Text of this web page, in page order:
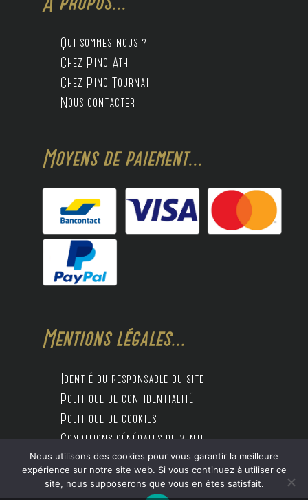
Qui sommes-nous ?
Chez Pino Ath
Chez Pino Tournai
Nous contacter
Moyens de paiement...
Mentions légales...
Identié du responsable du site
Politique de confidentialité
Politique de cookies
Conditions générales de vente
Design by Digitalife
Nous utilisons des cookies pour vous garantir la meilleure
expérience sur notre site web. Si vous continuez à utiliser ce
site, nous supposerons que vous en êtes satisfait.